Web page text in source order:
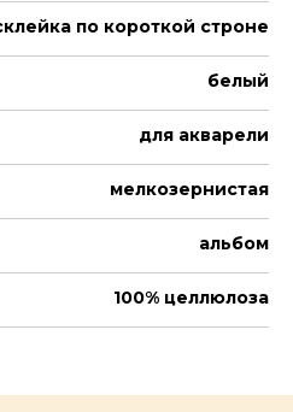
по короткой строне
белый
для акварели
мелкозернистая
альбом
100% целлюлоза